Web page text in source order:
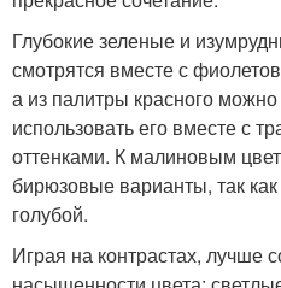
Глубокие зеленые и
смотрятся вместе с
а из палитры красного
использовать его вместе с
оттенками. К малиновым
бирюзовые варианты, так
голубой.
Играя на контрастах, лучше